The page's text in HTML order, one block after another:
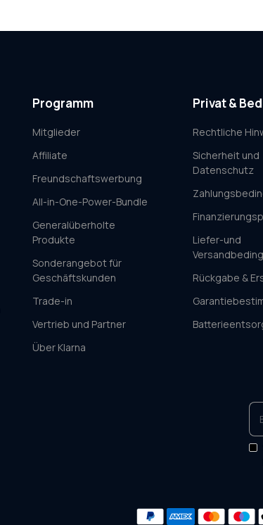
Programm
Mitglieder
Affiliate
Freundschaftswerbung
All-in-One-Power-Bundle
Generalüberholte
Produkte
Sonderangebot für
Geschäftskunden
Trade-in
Vertrieb und Partner
Über Klarna
Privat &
Rechtliche
Sicherheit und
Datenschutz
Liefer-und
Rückgabe &